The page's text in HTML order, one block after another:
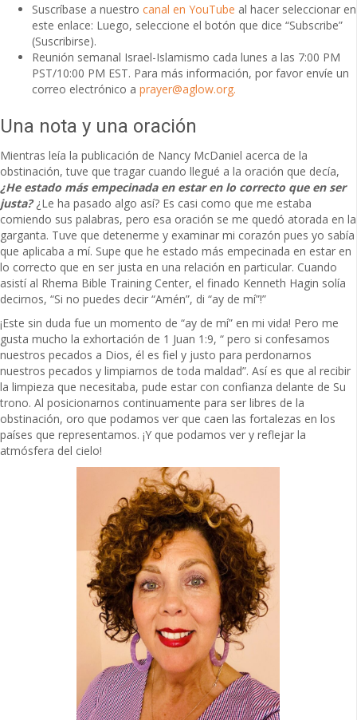
Suscríbase a nuestro canal en YouTube al hacer seleccionar en
este enlace: Luego, seleccione el botón que dice “Subscribe”
(Suscribirse).
Reunión semanal Israel-Islamismo cada lunes a las 7:00 PM
PST/10:00 PM EST. Para más información, por favor envíe un
correo electrónico a prayer@aglow.org.
Una nota y una oración
Mientras leía la publicación de Nancy McDaniel acerca de la
obstinación, tuve que tragar cuando llegué a la oración que decía,
¿He estado más empecinada en estar en lo correcto que en ser
justa?¿Le ha pasado algo así? Es casi como que me estaba
comiendo sus palabras, pero esa oración se me quedó atorada en la
garganta. Tuve que detenerme y examinar mi corazón pues yo sabía
que aplicaba a mí. Supe que he estado más empecinada en estar en
lo correcto que en ser justa en una relación en particular. Cuando
asistí al Rhema Bible Training Center, el finado Kenneth Hagin solía
decirnos, “Si no puedes decir “Amén”, di “ay de mí”!”
¡Este sin duda fue un momento de “ay de mí” en mi vida! Pero me
gusta mucho la exhortación de 1 Juan 1:9, “ pero si confesamos
nuestros pecados a Dios, él es fiel y justo para perdonarnos
nuestros pecados y limpiarnos de toda maldad”. Así es que al recibir
la limpieza que necesitaba, pude estar con confianza delante de Su
trono. Al posicionarnos continuamente para ser libres de la
obstinación, oro que podamos ver que caen las fortalezas en los
países que representamos. ¡Y que podamos ver y reflejar la
atmósfera del cielo!